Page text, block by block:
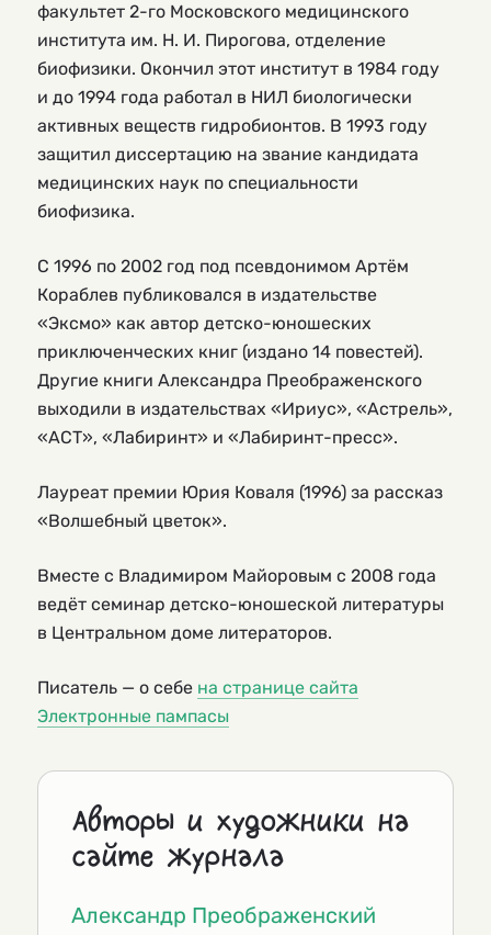
факультет 2-го Московского медицинского
института им. Н. И. Пирогова, отделение
биофизики. Окончил этот институт в 1984 году
и до 1994 года работал в НИЛ биологически
активных веществ гидробионтов. В 1993 году
защитил диссертацию на звание кандидата
медицинских наук по специальности
биофизика.
С 1996 по 2002 год под псевдонимом Артём
Кораблев публиковался в издательстве
«Эксмо» как автор детско-юношеских
приключенческих книг (издано 14 повестей).
Другие книги Александра Преображенского
выходили в издательствах «Ириус», «Астрель»,
«АСТ», «Лабиринт» и «Лабиринт-пресс».
Лауреат премии Юрия Коваля (1996) за рассказ
«Волшебный цветок».
Вместе с Владимиром Майоровым с 2008 года
ведёт семинар детско-юношеской литературы
в Центральном доме литераторов.
Писатель — о себе на странице сайта
Электронные пампасы
Авторы и художники на
сайте журнала
Александр Преображенский